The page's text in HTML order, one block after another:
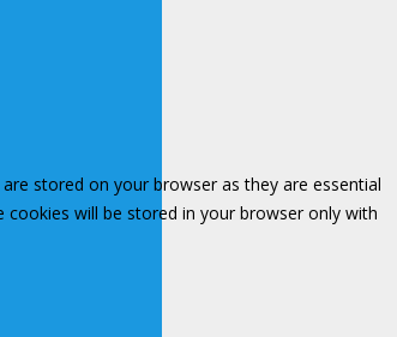
stored on your browser as they are essential
will be stored in your browser only with